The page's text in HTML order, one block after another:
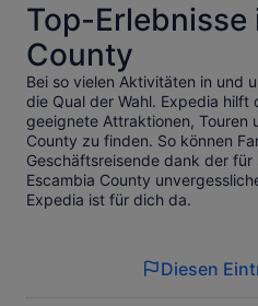
Top-Erlebnisse
County
Bei so vielen Aktivitäten in und
die Qual der Wahl. Expedia
geeignete Attraktionen, Touren
County zu finden. So können
Geschäftsreisende dank der
Escambia County
Expedia ist für dich da.
Diesen